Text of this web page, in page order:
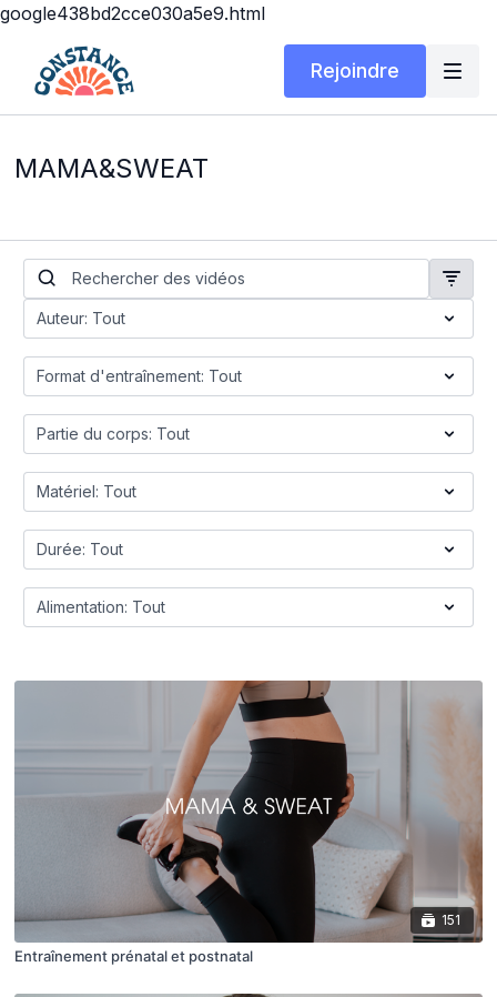
google438bd2cce030a5e9.html
Rejoindre
MAMA&SWEAT
151
Entraînement prénatal et postnatal